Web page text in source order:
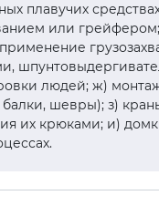
плавучих
или
людей; ж)
шевры); з)
их крюками; и)